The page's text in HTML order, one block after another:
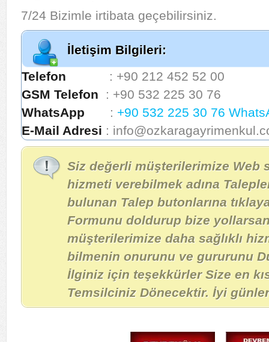
7/24 Bizimle irtibata geçebilirsiniz.
İletişim Bilgileri:
Telefon
: +90 212 452 52 00
GSM Telefon : +90 532 225 30 76
WhatsApp : +90 532 225 30 76
E-Mail Adresi :
Siz değerli müşterilerimize Web
hizmeti verebilmek adına
bulunan Talep butonlarına
Formunu doldurup bize
müşterilerimize daha sağlıklı
bilmenin onurunu ve gururunu
İlginiz için teşekkürler Size en
Temsilciniz Dönecektir. İyi